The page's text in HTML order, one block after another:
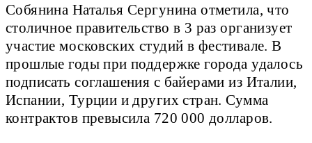
Собянина Наталья Сергунина отметила, что
столичное правительство в 3 раз организует
участие московских студий в фестивале. В
прошлые годы при поддержке города удалось
подписать соглашения с байерами из Италии,
Испании, Турции и других стран. Сумма
контрактов превысила 720 000 долларов.